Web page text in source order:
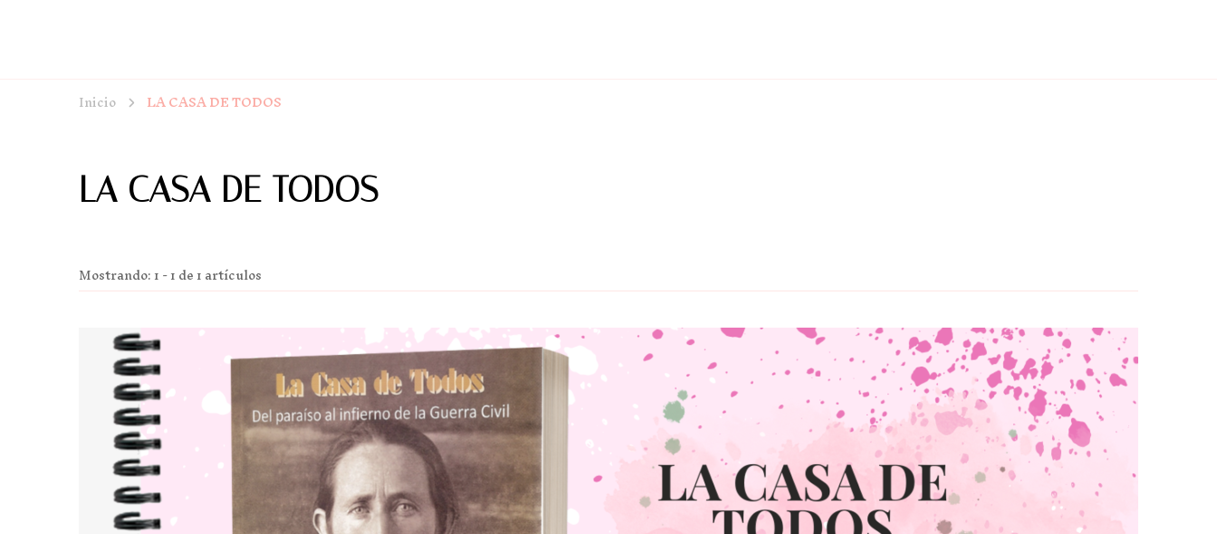
Inicio LA CASA DE TODOS
LA CASA DE TODOS
Mostrando: 1 - 1 de 1 artículos